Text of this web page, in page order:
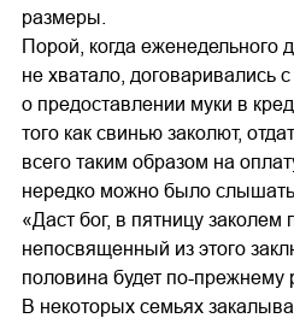
размеры.
Порой, когда еженедельного
не хватало, договаривались
о предоставлении муки в
того как свинью заколют,
всего таким образом на
нередко можно было слышать,
«Даст бог, в пятницу заколем
непосвященный из этого
половина будет по-прежнему
В некоторых семьях